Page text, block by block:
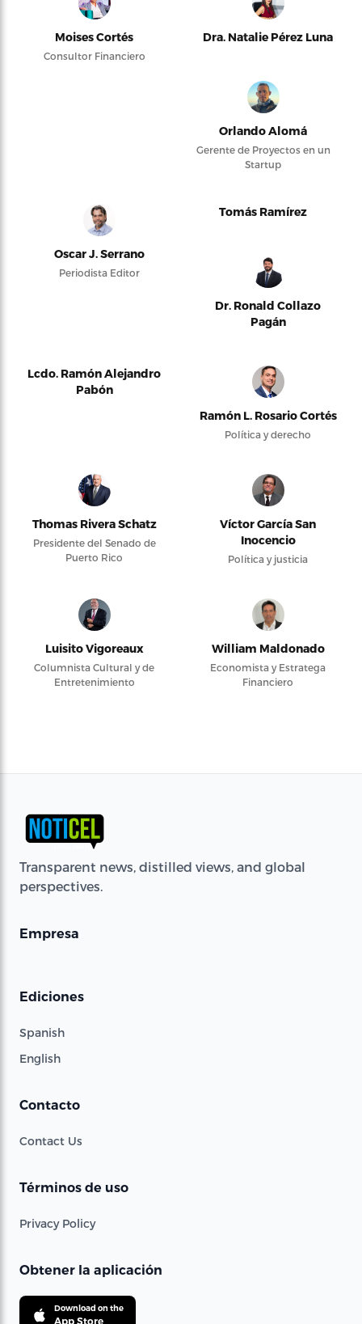
Moises Cortés
Consultor Financiero
Dra. Natalie Pérez Luna
Orlando Alomá
Gerente de Proyectos en un
Startup
Oscar J. Serrano
Periodista Editor
Tomás Ramírez
Dr. Ronald Collazo
Pagán
Lcdo. Ramón Alejandro
Pabón
Ramón L. Rosario Cortés
Política y derecho
Thomas Rivera Schatz
Presidente del Senado de
Puerto Rico
Víctor García San
Inocencio
Política y justicia
Luisito Vigoreaux
Columnista Cultural y de
Entretenimiento
William Maldonado
Economista y Estratega
Financiero
Transparent news, distilled views, and global
perspectives.
Empresa
Ediciones
Spanish
English
Contacto
Contact Us
Términos de uso
Privacy Policy
Obtener la aplicación
Download on the
App Store